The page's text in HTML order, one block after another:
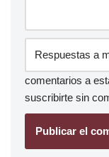
comentarios a
suscribirte sin